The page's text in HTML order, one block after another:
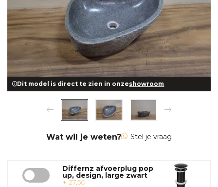
Dit model is direct te zien in onzeshowroom
Wat wil je weten? Stel je vraag
Differnz afvoerplug pop
up, design, large zwart
+ 27,50